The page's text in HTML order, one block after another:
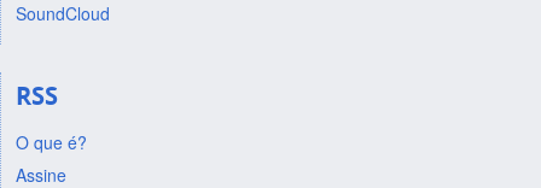
SoundCloud
RSS
O que é?
Assine